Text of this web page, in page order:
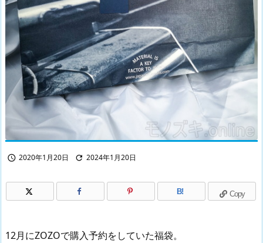
 2020年1月20日  2024年1月20日
B! Copy
12月にZOZOで購入予約をしていた福袋。